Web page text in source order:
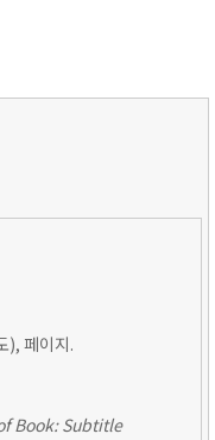
), 페이지.
Book: Subtitle